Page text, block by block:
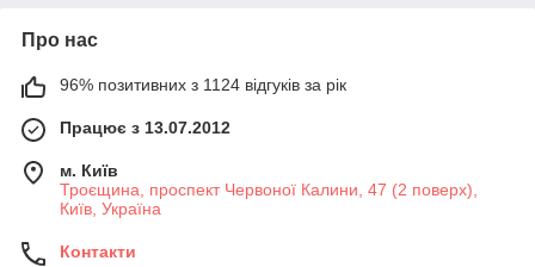
Про нас
96% позитивних з 1124 відгуків за рік
Працює з 13.07.2012
м. Київ
Троєщина, проспект Червоної Калини, 47 (2 поверх),
Київ, Україна
Контакти